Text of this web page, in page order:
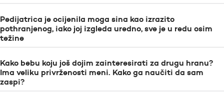
Pedijatrica je ocijenila moga sina kao izrazito
pothranjenog, iako joj izgleda uredno, sve je u redu osim
težine
Kako bebu koju još dojim zainteresirati za drugu hranu?
Ima veliku privrženosti meni. Kako ga naučiti da sam
zaspi?